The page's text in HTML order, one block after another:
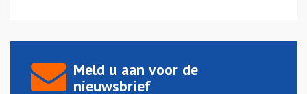
Meld u aan voor de
nieuwsbrief